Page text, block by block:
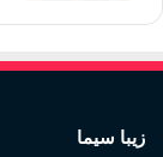
زیبا سیما